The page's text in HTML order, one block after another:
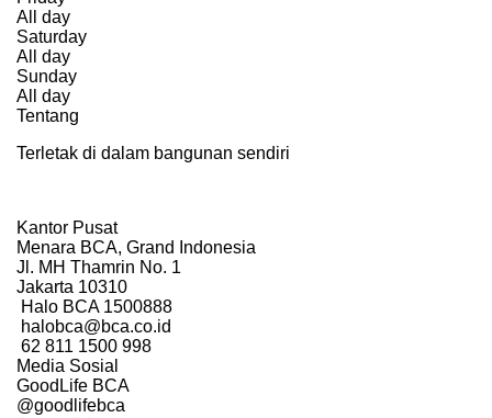
All day
Saturday
All day
Sunday
All day
Tentang
Terletak di dalam bangunan sendiri
Kantor Pusat
Menara BCA, Grand Indonesia
Jl. MH Thamrin No. 1
Jakarta 10310
Halo BCA 1500888
halobca@bca.co.id
62 811 1500 998
Media Sosial
GoodLife BCA
@goodlifebca